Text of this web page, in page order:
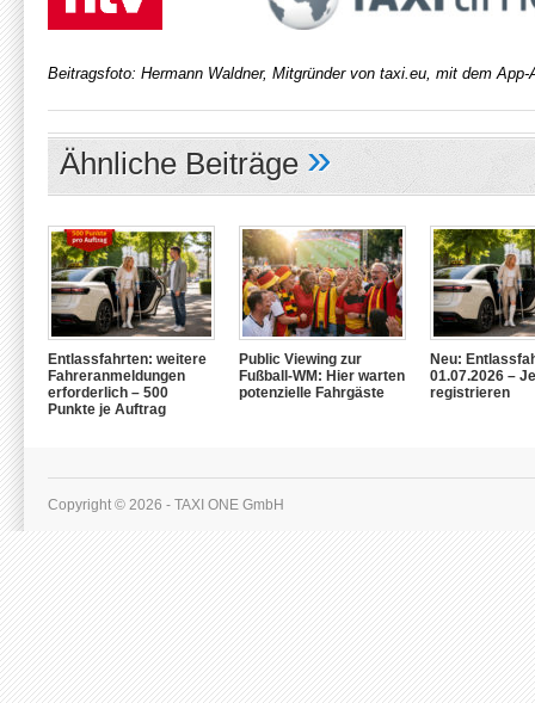
Beitragsfoto: Hermann Waldner, Mitgründer von taxi.eu, mit dem
Ähnliche Beiträge »
Entlassfahrten: weitere
Fahreranmeldungen
erforderlich – 500
Punkte je Auftrag
Public Viewing zur
Fußball-WM: Hier warten
potenzielle Fahrgäste
Neu:
01.07.2026 –
registrieren
Copyright © 2026 - TAXI ONE GmbH